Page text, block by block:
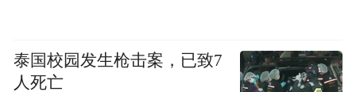
泰国校园发生枪击案，已致7
人死亡